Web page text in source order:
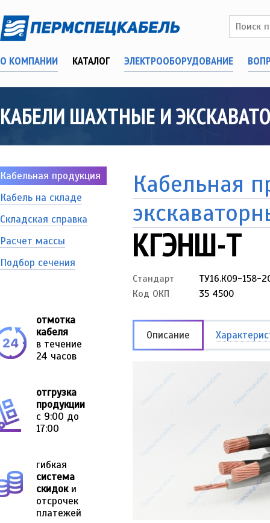
О КОМПАНИИ КАТАЛОГ ЭЛЕКТРООБОРУДОВАНИЕ
КАБЕЛИ ШАХТНЫЕ И
Кабельная продукция
Кабель на складе
Складская справка
Расчет массы
Подбор сечения
отмотка
кабеля
в течение
24 часов
отгрузка
продукции
с 9:00 до
17:00
гибкая
система
скидоки
отсрочек
платежей
Кабельная
КГЭНШ-Т
Стандарт
ТУ16.К09-158-
Код ОКП
35 4500
Описание